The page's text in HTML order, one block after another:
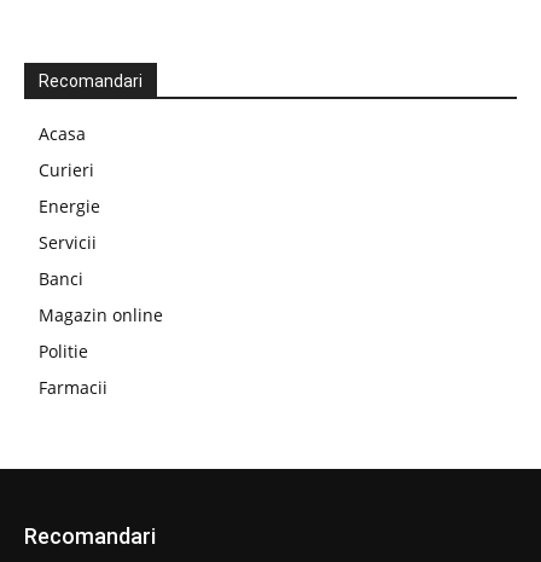
Recomandari
Acasa
Curieri
Energie
Servicii
Banci
Magazin online
Politie
Farmacii
Recomandari